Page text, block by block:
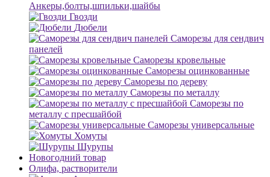
Анкеры,болты,шпильки,шайбы
Гвозди
Дюбели
Саморезы для сендвич
панелей
Саморезы кровельные
Саморезы оцинкованные
Саморезы по дереву
Саморезы по металлу
Саморезы по
металлу с пресшайбой
Саморезы универсальные
Хомуты
Шурупы
Новогодний товар
Олифа, растворители